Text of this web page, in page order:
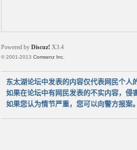
湖
Powered by Discuz! X3.4
© 2001-2013 Comsenz Inc.
东太湖论坛中发表的内容仅代表网民个人
如果在论坛中有网民发表的不实内容，侵
如果您认为情节严重，您可以向警方报案